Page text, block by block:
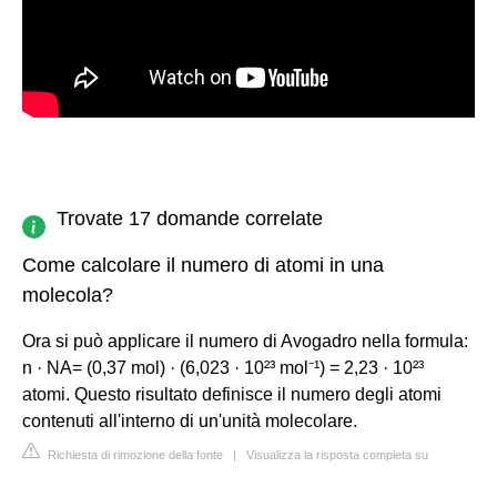
Trovate 17 domande correlate
Come calcolare il numero di atomi in una
molecola?
Ora si può applicare il numero di Avogadro nella formula:
n · NA= (0,37 mol) · (6,023 · 10²³ mol⁻¹) = 2,23 · 10²³
atomi. Questo risultato definisce il numero degli atomi
contenuti all'interno di un'unità molecolare.
Richiesta di rimozione della fonte | Visualizza la risposta completa su